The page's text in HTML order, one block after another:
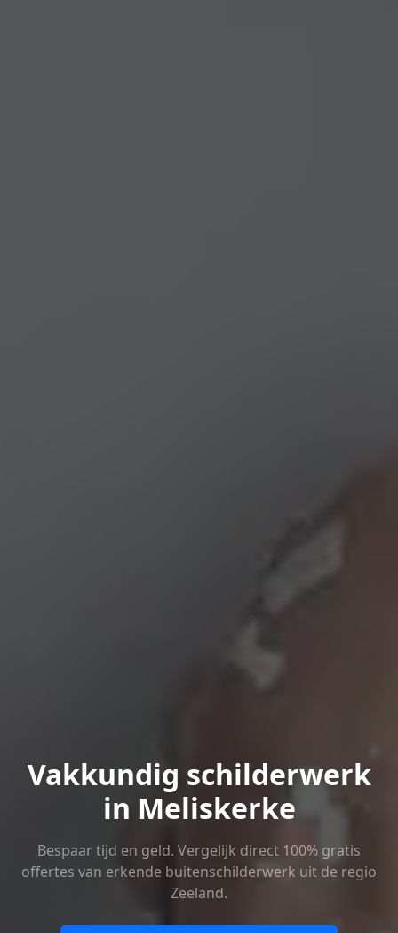
Vakkundig schilderwerk
in Meliskerke
Bespaar tijd en geld. Vergelijk direct 100% gratis
offertes van erkende buitenschilderwerk uit de regio
Zeeland.